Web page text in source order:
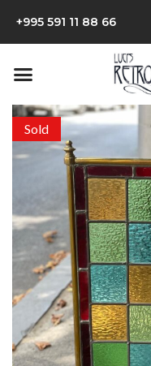
+995 591 11 88 66
Sold